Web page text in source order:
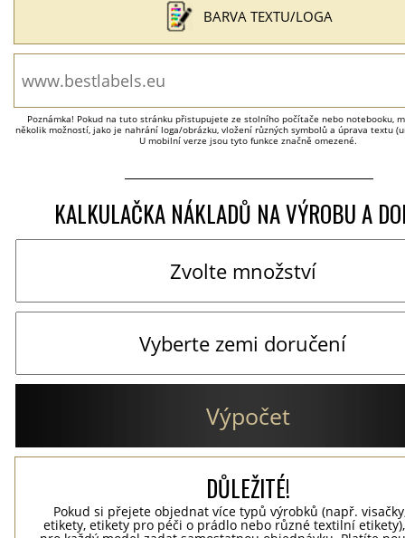
BARVA TEXTU/LOGA
Poznámka! Pokud na tuto stránku přistupujete ze stolního počítače nebo notebooku,
několik možností, jako je nahrání loga/obrázku, vložení různých symbolů a úprava textu
U mobilní verze jsou tyto funkce značně omezené.
KALKULAČKA NÁKLADŮ NA VÝROBU A
Výpočet
DŮLEŽITÉ!
Pokud si přejete objednat více typů výrobků (např.
etikety, etikety pro péči o prádlo nebo různé textilní